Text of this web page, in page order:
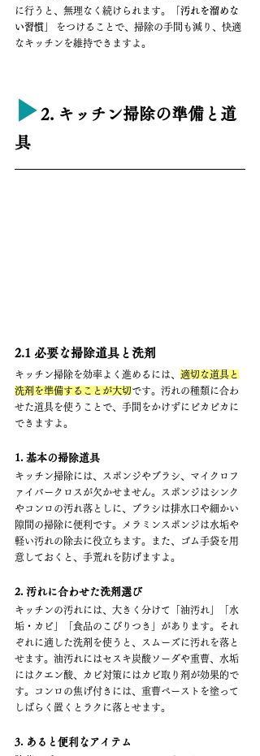
に行うと、無理なく続けられます。
「汚れを溜めな
い習慣」
をつけることで、掃除の手間も減り、快適
なキッチンを維持できますよ。
▶︎ 2. キッチン掃除の準備と道
具
2.1 必要な掃除道具と洗剤
キッチン掃除を効率よく進めるには、 適切な道具と
洗剤を準備することが大切です。汚れの種類に合わ
せた道具を使うことで、手間をかけずにピカピカに
できますよ。
1. 基本の掃除道具
キッチン掃除には、スポンジやブラシ、マイクロフ
ァイバークロスが欠かせません。スポンジはシンク
やコンロの汚れ落としに、ブラシは排水口や細かい
隙間の掃除に便利です。メラミンスポンジは水垢や
軽い汚れの除去に役立ちます。また、ゴム手袋を用
意しておくと、手荒れを防げますよ。
2. 汚れに合わせた洗剤選び
キッチンの汚れには、大きく分けて「油汚れ」「水
垢・カビ」「食品のこびりつき」があります。それ
ぞれに適した洗剤を使うと、スムーズに汚れを落と
せます。油汚れにはセスキ炭酸ソーダや重曹、水垢
にはクエン酸、カビ対策にはカビ取り剤が効果的で
す。コンロの焦げ付きには、重曹ペーストを塗って
しばらく置くとラクに落とせます。
3. あると便利なアイテム